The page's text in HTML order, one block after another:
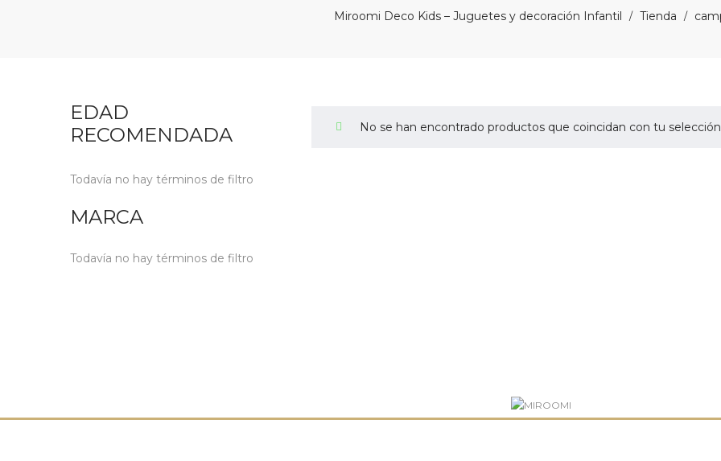
Miroomi Deco Kids – Juguetes y decoración Infantil / Tienda /
No se han encontrado productos que coincidan con tu
EDAD
RECOMENDADA
Todavía no hay términos de filtro
MARCA
Todavía no hay términos de filtro